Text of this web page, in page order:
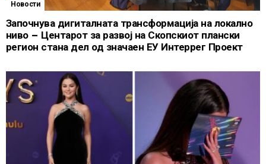
Новости
Започнува дигиталната трансформација на локално
ниво – Центарот за развој на Скопскиот плански
регион стана дел од значаен ЕУ Интеррег Проект